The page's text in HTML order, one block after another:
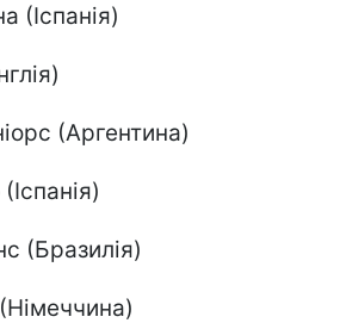
(Іспанія)
(Аргентина)
(Бразилія)